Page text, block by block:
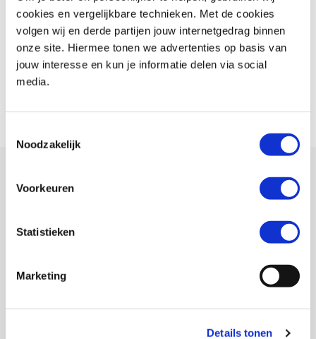
cookies en vergelijkbare technieken. Met de cookies
volgen wij en derde partijen jouw internetgedrag binnen
onze site. Hiermee tonen we advertenties op basis van
jouw interesse en kun je informatie delen via social
media.
Noodzakelijk
Voorkeuren
Statistieken
Marketing
Details tonen
BORN TO COME BACK